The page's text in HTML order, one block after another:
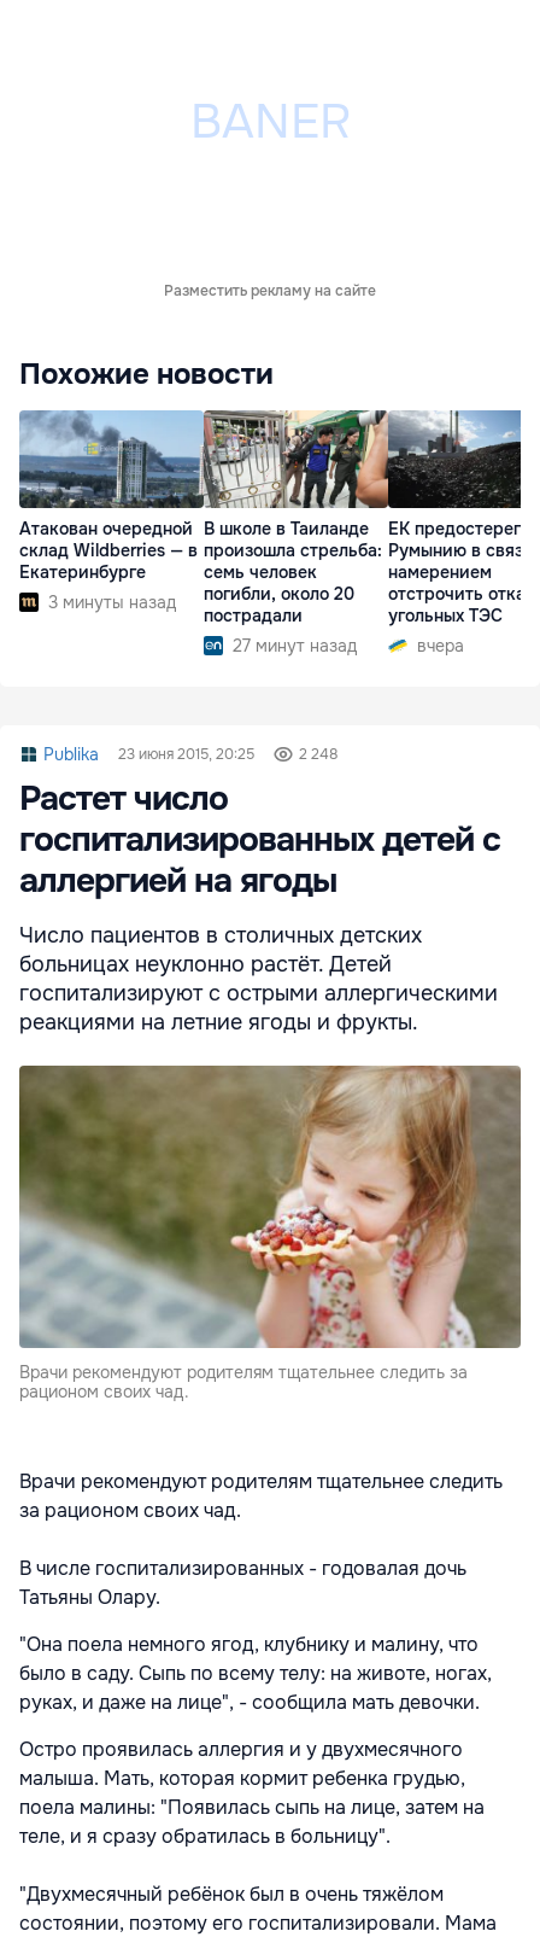
Разместить рекламу на сайте
Похожие новости
Атакован очередной
склад Wildberries — в
Екатеринбурге
3 минуты назад
В школе в Таиланде
произошла стрельба:
семь человек
погибли, около 20
пострадали
27 минут назад
ЕК предостерегла
Румынию в связи
намерением
отстрочить отказ
угольных ТЭС
вчера
Publika 23 июня 2015, 20:25 2 248
Растет число
госпитализированных детей с
аллергией на ягоды
Число пациентов в столичных детских
больницах неуклонно растёт. Детей
госпитализируют с острыми аллергическими
реакциями на летние ягоды и фрукты.
Врачи рекомендуют родителям тщательнее следить за
рационом своих чад.
Врачи рекомендуют родителям тщательнее следить
за рационом своих чад.
В числе госпитализированных - годовалая дочь
Татьяны Олару.
"Она поела немного ягод, клубнику и малину, что
было в саду. Сыпь по всему телу: на животе, ногах,
руках, и даже на лице", - сообщила мать девочки.
Остро проявилась аллергия и у двухмесячного
малыша. Мать, которая кормит ребенка грудью,
поела малины: "Появилась сыпь на лице, затем на
теле, и я сразу обратилась в больницу".
"Двухмесячный ребёнок был в очень тяжёлом
состоянии, поэтому его госпитализировали. Мама